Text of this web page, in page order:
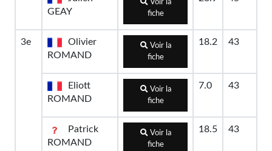
GEAY
Voir la
fiche
3e
Olivier
ROMAND
Voir la
fiche
18.2 43
Eliott
ROMAND
Voir la
fiche
7.0 43
Patrick
ROMAND
Voir la
fiche
18.5 43